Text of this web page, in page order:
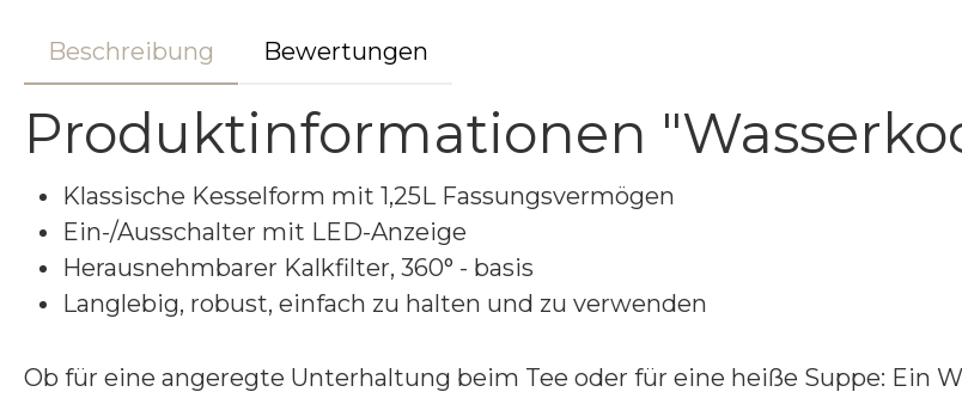
Beschreibung Bewertungen
Produktinformationen
Klassische Kesselform mit 1,25L Fassungsvermögen
Ein-/Ausschalter mit LED-Anzeige
Herausnehmbarer Kalkfilter, 360° - basis
Langlebig, robust, einfach zu halten und zu verwenden
Ob für eine angeregte Unterhaltung beim Tee oder für eine heiße Suppe: Ein